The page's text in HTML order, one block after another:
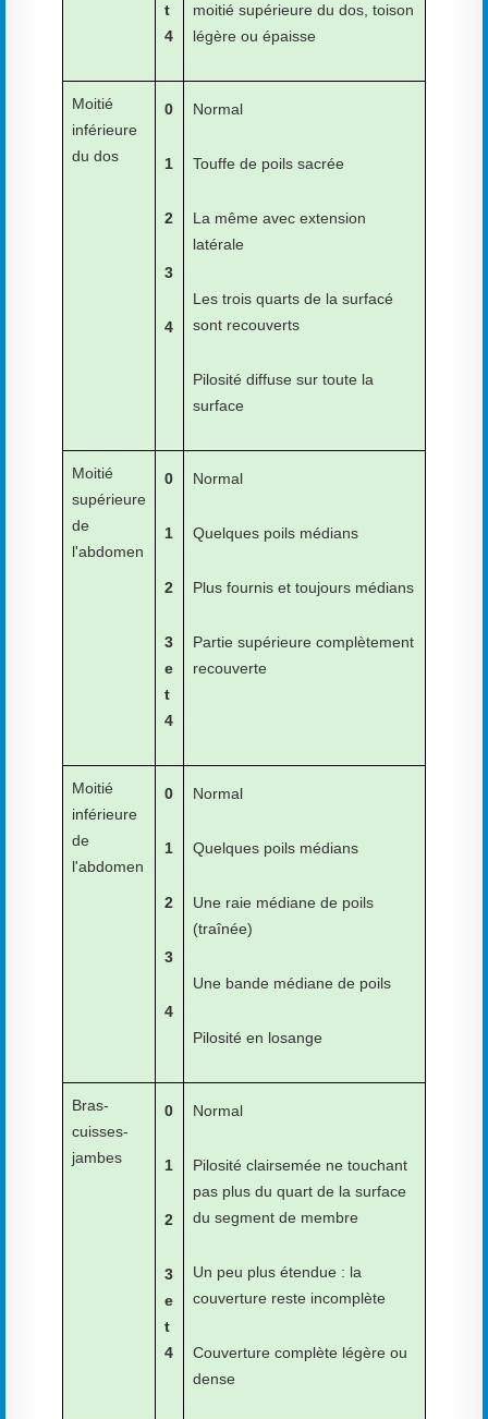
t
4
moitié supérieure du dos, toison
légère ou épaisse
Moitié
inférieure
du dos
0
1
2
3
4
Normal
Touffe de poils sacrée
La même avec extension
latérale
Les trois quarts de la surfacé
sont recouverts
Pilosité diffuse sur toute la
surface
Moitié
supérieure
de
l'abdomen
0
1
2
3
e
t
4
Normal
Quelques poils médians
Plus fournis et toujours médians
Partie supérieure complètement
recouverte
Moitié
inférieure
de
l'abdomen
0
1
2
3
4
Normal
Quelques poils médians
Une raie médiane de poils
(traînée)
Une bande médiane de poils
Pilosité en losange
Bras-
cuisses-
jambes
0
1
2
3
e
t
4
Normal
Pilosité clairsemée ne touchant
pas plus du quart de la surface
du segment de membre
Un peu plus étendue : la
couverture reste incomplète
Couverture complète légère ou
dense